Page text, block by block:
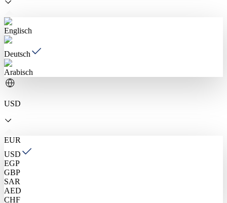
Englisch
Deutsch
Arabisch
USD
EUR
USD
EGP
GBP
SAR
AED
CHF